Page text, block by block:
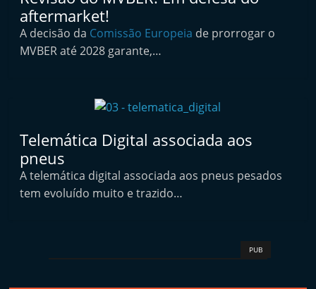
e
p
e
e
r
aftermarket!
A decisão da Comissão Europeia de prorrogar o
MVBER até 2028 garante,…
Telemática Digital associada aos
pneus
A telemática digital associada aos pneus pesados
tem evoluído muito e trazido…
PUB